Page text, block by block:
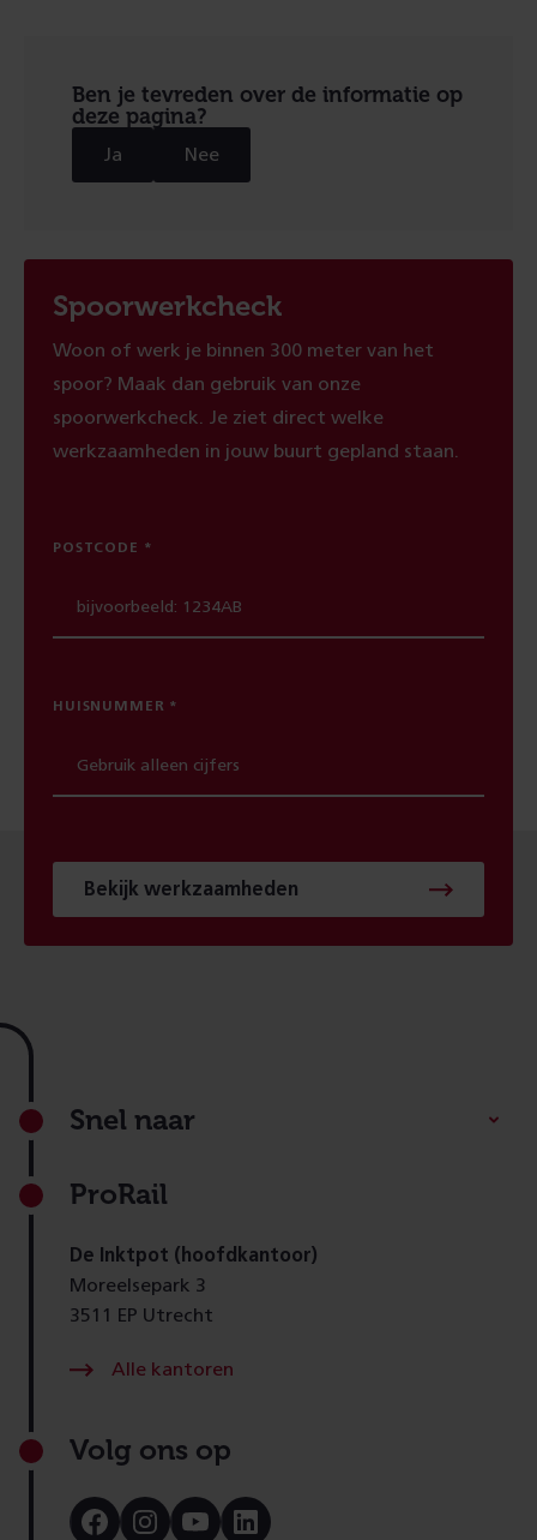
Ben je tevreden over de informatie op
deze pagina?
Ja Nee
Spoorwerkcheck
Woon of werk je binnen 300 meter van het
spoor? Maak dan gebruik van onze
spoorwerkcheck. Je ziet direct welke
werkzaamheden in jouw buurt gepland staan.
POSTCODE
HUISNUMMER
Bekijk werkzaamheden
Footer
Snel naar
ProRail
De Inktpot (hoofdkantoor)
Moreelsepark 3
3511 EP Utrecht
Alle kantoren
Volg ons op
BezoekBezoekBezoekBezoek